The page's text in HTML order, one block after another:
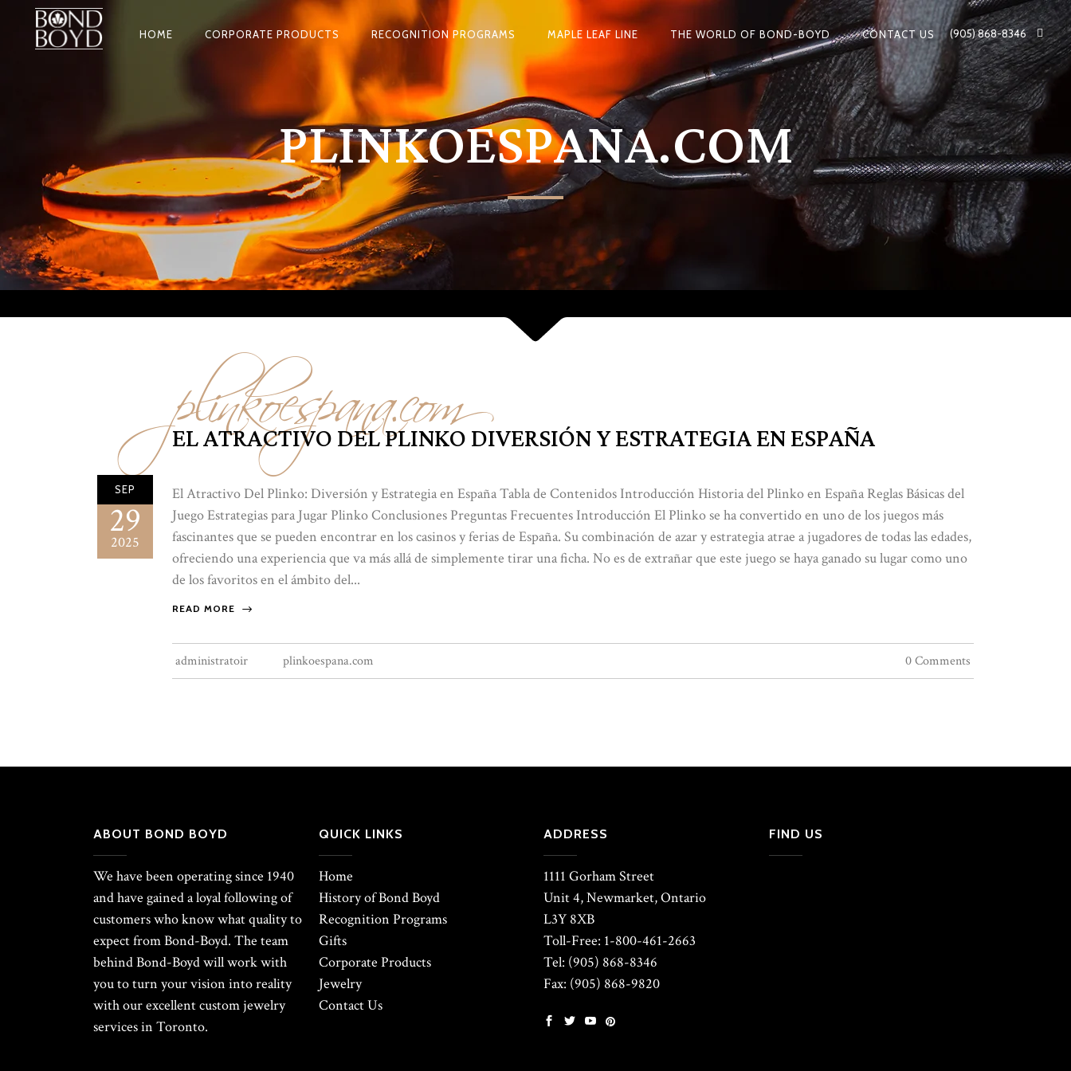
HOME CORPORATE PRODUCTS RECOGNITION PROGRAMS MAPLE LEAF LINE THE WORLD OF BOND-BOYD CONTACT US (905) 868-8346
PLINKOESPANA.COM
plinkoespana.com
EL ATRACTIVO DEL PLINKO DIVERSIÓN Y ESTRATEGIA EN ESPAÑA
SEP
29
2025
El Atractivo Del Plinko: Diversión y Estrategia en España Tabla de Contenidos Introducción Historia del Plinko en España Reglas Básicas del
Juego Estrategias para Jugar Plinko Conclusiones Preguntas Frecuentes Introducción El Plinko se ha convertido en uno de los juegos más
fascinantes que se pueden encontrar en los casinos y ferias de España. Su combinación de azar y estrategia atrae a jugadores de todas las edades,
ofreciendo una experiencia que va más allá de simplemente tirar una ficha. No es de extrañar que este juego se haya ganado su lugar como uno
de los favoritos en el ámbito del...
READ MORE
administratoir plinkoespana.com 0 Comments
ABOUT BOND BOYD
We have been operating since 1940
and have gained a loyal following of
customers who know what quality to
expect from Bond-Boyd. The team
behind Bond-Boyd will work with
you to turn your vision into reality
with our excellent custom jewelry
services in Toronto.
QUICK LINKS
Home
History of Bond Boyd
Recognition Programs
Gifts
Corporate Products
Jewelry
Contact Us
ADDRESS
1111 Gorham Street
Unit 4, Newmarket, Ontario
L3Y 8XB
Toll-Free: 1-800-461-2663
Tel: (905) 868-8346
Fax: (905) 868-9820
FIND US